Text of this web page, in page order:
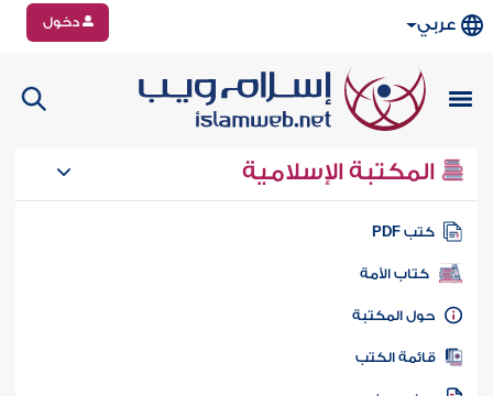
عربي دخول
المكتبة الإسلامية
كتب PDF
كتاب الأمة
المكتبة